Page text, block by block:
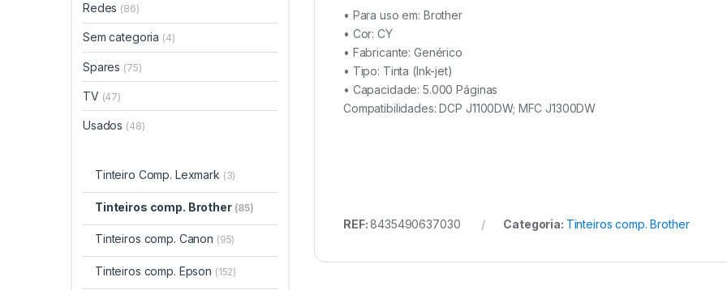
• Para uso em: Brother
• Cor:CY
• Fabricante:Genérico
• Tipo: Tinta (Ink-jet)
• Capacidade:5.000 Páginas
Compatibilidades: DCP J1100DW; MFC J1300DW
REF:8435490637030 Categoria: Tinteiros comp. Brother
Redes (86)
Sem categoria (4)
Spares (75)
TV (47)
Usados (48)
Tinteiro Comp. Lexmark (3)
Tinteiros comp. Brother (85)
Tinteiros comp. Canon (95)
Tinteiros comp. Epson (152)